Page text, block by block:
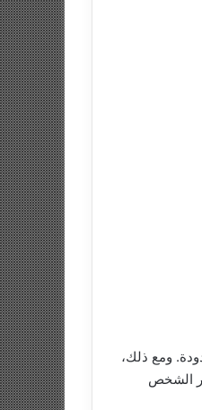
ومع ذلك،
الشخص